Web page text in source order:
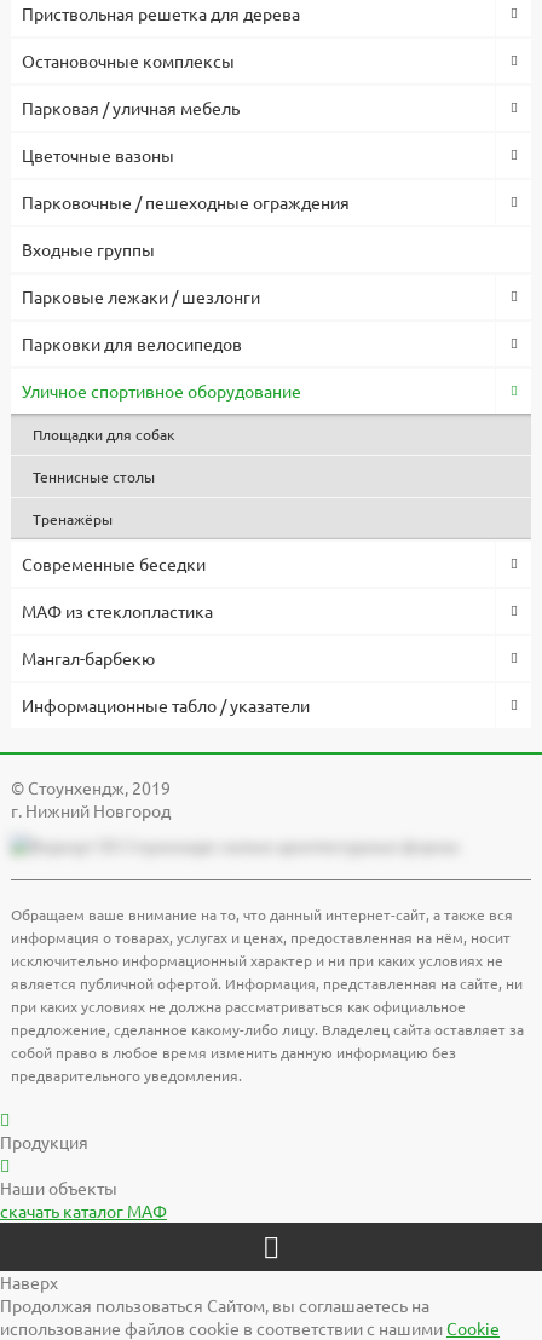
Приствольная решетка для дерева
Остановочные комплексы
Парковая / уличная мебель
Цветочные вазоны
Парковочные / пешеходные ограждения
Входные группы
Парковые лежаки / шезлонги
Парковки для велосипедов
Уличное спортивное оборудование
Площадки для собак
Теннисные столы
Тренажёры
Современные беседки
МАФ из стеклопластика
Мангал-барбекю
Информационные табло / указатели
© Cтоунхендж, 2019
г. Нижний Новгород
Обращаем ваше внимание на то, что данный интернет-сайт, а также вся
информация о товарах, услугах и ценах, предоставленная на нём, носит
исключительно информационный характер и ни при каких условиях не
является публичной офертой. Информация, представленная на сайте, ни
при каких условиях не должна рассматриваться как официальное
предложение, сделанное какому-либо лицу. Владелец сайта оставляет за
собой право в любое время изменить данную информацию без
предварительного уведомления.
Продукция
Наши объекты
скачать каталог МАФ
Наверх
Продолжая пользоваться Сайтом, вы соглашаетесь на
использование файлов cookie в соответствии с нашимиCookiе